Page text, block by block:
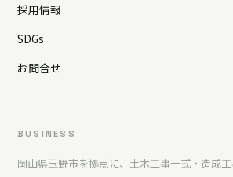
採用情報
SDGs
お問合せ
BUSINESS
岡山県玉野市を拠点に、土木工事一式・造成